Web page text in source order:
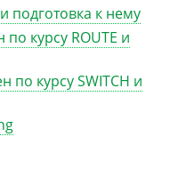
подготовка к нему
по курсу ROUTE и
по курсу SWITCH и